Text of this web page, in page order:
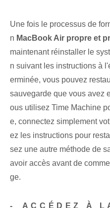
Une fois le processus de
n MacBook Air propre et
maintenant réinstaller le
n suivant les instructions à
erminée, vous pouvez
sauvegarde que vous avez
ous utilisez Time ‌Machine
e,⁣ connectez simplement
ez les instructions pour
sez une autre méthode de
avoir accès avant de
ge.
-⁣ ACCÉDEZ À